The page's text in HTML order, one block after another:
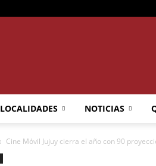
LOCALIDADES NOTICIAS
Cine Móvil Jujuy cierra el año con 90